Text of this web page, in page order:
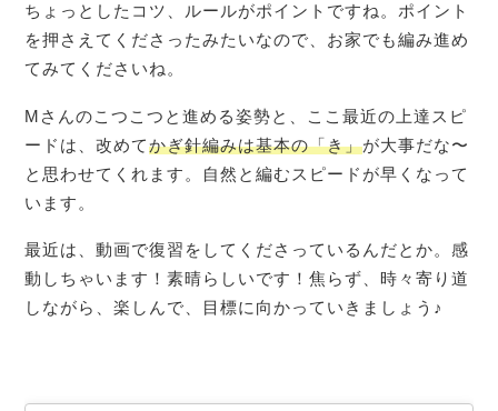
ちょっとしたコツ、ルールがポイントですね。ポイント
を押さえてくださったみたいなので、お家でも編み進め
てみてくださいね。
Mさんのこつこつと進める姿勢と、ここ最近の上達スピ
ードは、改めてかぎ針編みは基本の「き」が大事だな〜
と思わせてくれます。自然と編むスピードが早くなって
います。
最近は、動画で復習をしてくださっているんだとか。感
動しちゃいます！素晴らしいです！焦らず、時々寄り道
しながら、楽しんで、目標に向かっていきましょう♪